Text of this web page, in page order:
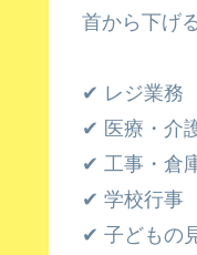
首から下げ
✔ レジ業務
✔ 医療・介
✔ 工事・倉
✔ 学校行事
✔ 子どもの